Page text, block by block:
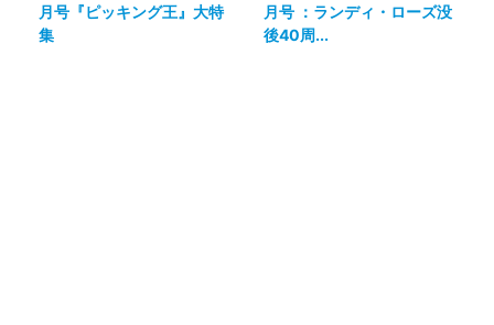
月号『ピッキング王』大特
集
月号 ：ランディ・ローズ没
後40周...